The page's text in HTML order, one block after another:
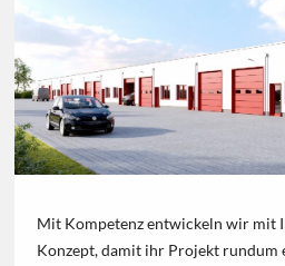
Mit Kompetenz entwickeln wir mit
Konzept, damit ihr Projekt